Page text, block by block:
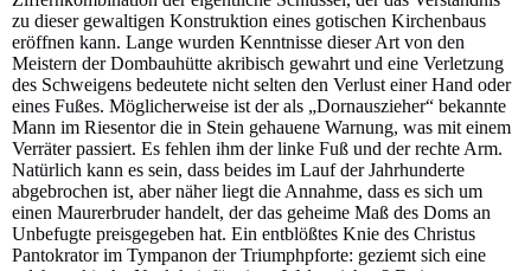
zu dieser gewaltigen Konstruktion eines gotischen Kirchenbaus
eröffnen kann. Lange wurden Kenntnisse dieser Art von den
Meistern der Dombauhütte akribisch gewahrt und eine Verletzung
des Schweigens bedeutete nicht selten den Verlust einer Hand oder
eines Fußes. Möglicherweise ist der als „Dornauszieher“ bekannte
Mann im Riesentor die in Stein gehauene Warnung, was mit einem
Verräter passiert. Es fehlen ihm der linke Fuß und der rechte Arm.
Natürlich kann es sein, dass beides im Lauf der Jahrhunderte
abgebrochen ist, aber näher liegt die Annahme, dass es sich um
einen Maurerbruder handelt, der das geheime Maß des Doms an
Unbefugte preisgegeben hat. Ein entblößtes Knie des Christus
Pantokrator im Tympanon der Triumphpforte: geziemt sich eine